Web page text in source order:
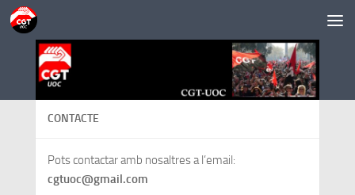
Saltar al contenido
CONTACTE
Pots contactar amb nosaltres a l’email:
cgtuoc@gmail.com